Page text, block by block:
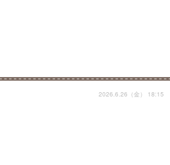
2026.6.26（金） 18:15